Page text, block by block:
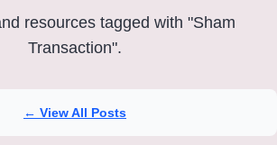
resources tagged with "Sham
Transaction".
← View All Posts